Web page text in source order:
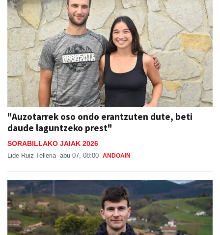
"Auzotarrek oso ondo erantzuten dute, beti
daude laguntzeko prest"
SORABILLAKO JAIAK 2026
Lide Ruiz Telleria abu 07, 08:00 ANDOAIN